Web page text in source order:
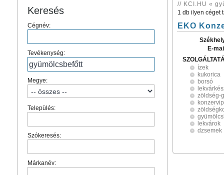
Keresés
Cégnév:
Tevékenység:
Megye:
Település:
Szókeresés:
Márkanév:
// KCI.HU «
1 db ilyen céget
EKO
E-
ízek
kukorica
borsó
zöldség-
lekvárok
dzsemek